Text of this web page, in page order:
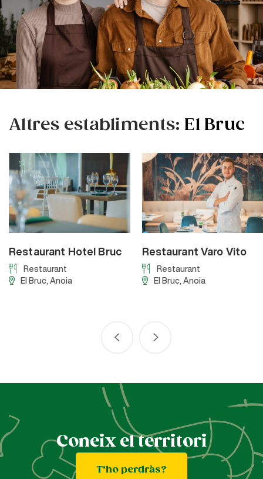
Altres establiments: El Bruc
Restaurant Hotel Bruc
Restaurant
El Bruc, Anoia
Restaurant Varo Vito
Restaurant
El Bruc, Anoia
Coneix el territori
T'ho perdràs?